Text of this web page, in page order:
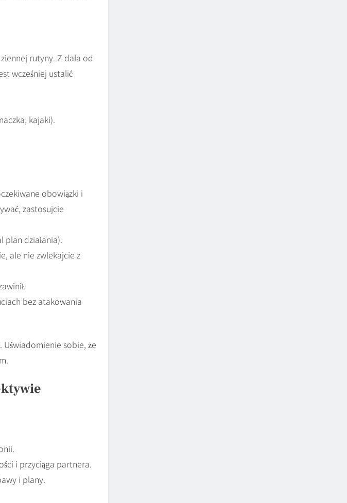
rutyny. Z dala od
wcześniej ustalić
kajaki).
obowiązki i
zastosujcie
działania).
ale nie zwlekajcie z
bez atakowania
sobie, że
i przyciąga partnera.
i plany.